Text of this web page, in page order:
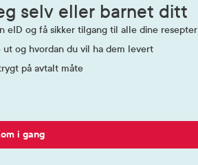
selv eller barnet ditt
eID og få sikker tilgang til alle dine resepter
og hvordan du vil ha dem levert
på avtalt måte
i gang